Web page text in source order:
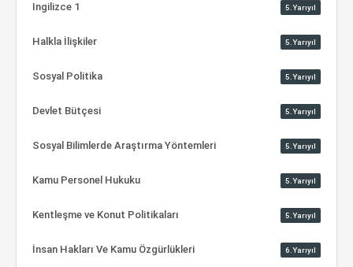
Ingilizce 1 5.Yarıyıl
Halkla İlişkiler 5.Yarıyıl
Sosyal Politika 5.Yarıyıl
Devlet Bütçesi 5.Yarıyıl
Sosyal Bilimlerde Araştırma Yöntemleri 5.Yarıyıl
Kamu Personel Hukuku 5.Yarıyıl
Kentleşme ve Konut Politikaları 5.Yarıyıl
İnsan Hakları Ve Kamu Özgürlükleri 6.Yarıyıl